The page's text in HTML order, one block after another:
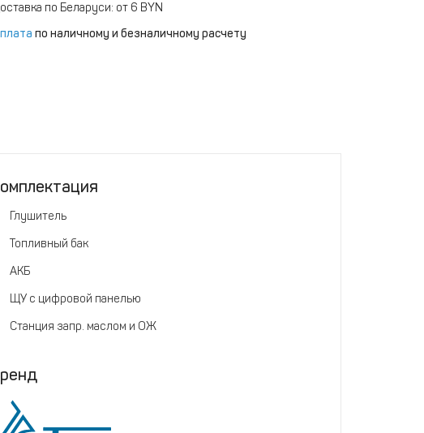
по Беларуси: от 6 BYN
по наличному и безналичному расчету
Глушитель
Топливный бак
АКБ
ЩУ с цифровой панелью
Станция запр. маслом и ОЖ